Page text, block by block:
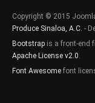
Copyright © 2015
Produce Sinaloa, A.C. -
Bootstrap is a front-end
Apache License v2.0.
Font Awesome font